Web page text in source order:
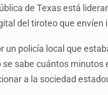
de Texas está
del tiroteo que envíen
un policía local que
sabe cuántos
a la sociedad